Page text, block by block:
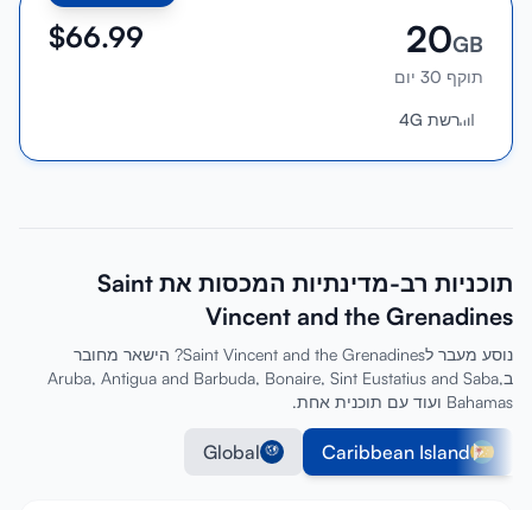
20GB
תוקף 30 יום
$66.99
רשת 4G
תוכניות רב-מדינתיות המכסות את Saint
Vincent and the Grenadines
נוסע מעבר לSaint Vincent and the Grenadines? הישאר מחובר
בAruba, Antigua and Barbuda, Bonaire, Sint Eustatius and Saba,
Bahamas ועוד עם תוכנית אחת.
Caribbean Island
Global